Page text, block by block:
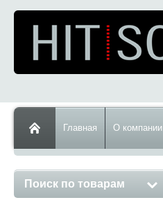
Главная О компании
Поиск по товарам